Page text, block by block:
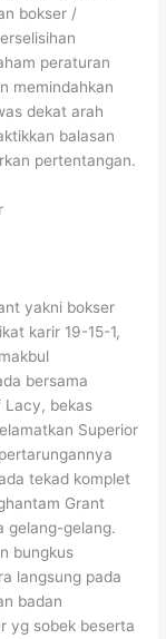
bokser /
peraturan
memindahkan
dekat arah
balasan
pertentangan.
yakni bokser
karir 19-15-1,
bersama
Lacy, bekas
Superior
tekad komplet
Grant
gelang-gelang.
bungkus
langsung pada
badan
yg sobek beserta